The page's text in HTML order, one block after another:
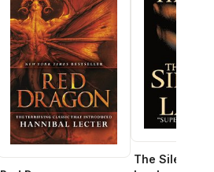
The Silence